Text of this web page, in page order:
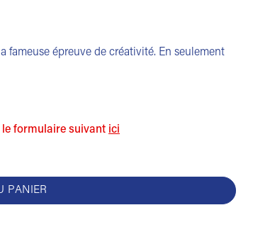
fameuse épreuve de créativité. En seulement
formulaire suivant ici
PANIER